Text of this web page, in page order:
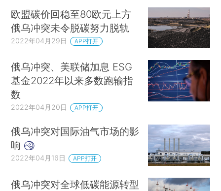
欧盟碳价回稳至80欧元上方
俄乌冲突未令脱碳努力脱轨
2022年04月29日 APP打开
俄乌冲突、美联储加息 ESG
基金2022年以来多数跑输指
数
2022年04月20日 APP打开
俄乌冲突对国际油气市场的影
响
2022年04月16日 APP打开
俄乌冲突对全球低碳能源转型